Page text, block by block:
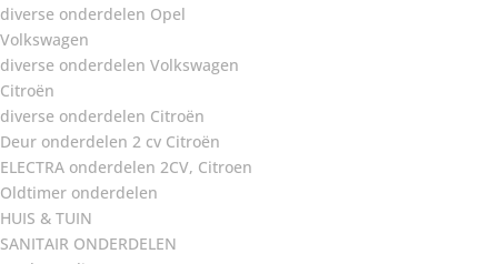
diverse onderdelen Opel
Volkswagen
diverse onderdelen Volkswagen
Citroën
diverse onderdelen Citroën
Deur onderdelen 2 cv Citroën
ELECTRA onderdelen 2CV, Citroen
Oldtimer onderdelen
HUIS & TUIN
SANITAIR ONDERDELEN